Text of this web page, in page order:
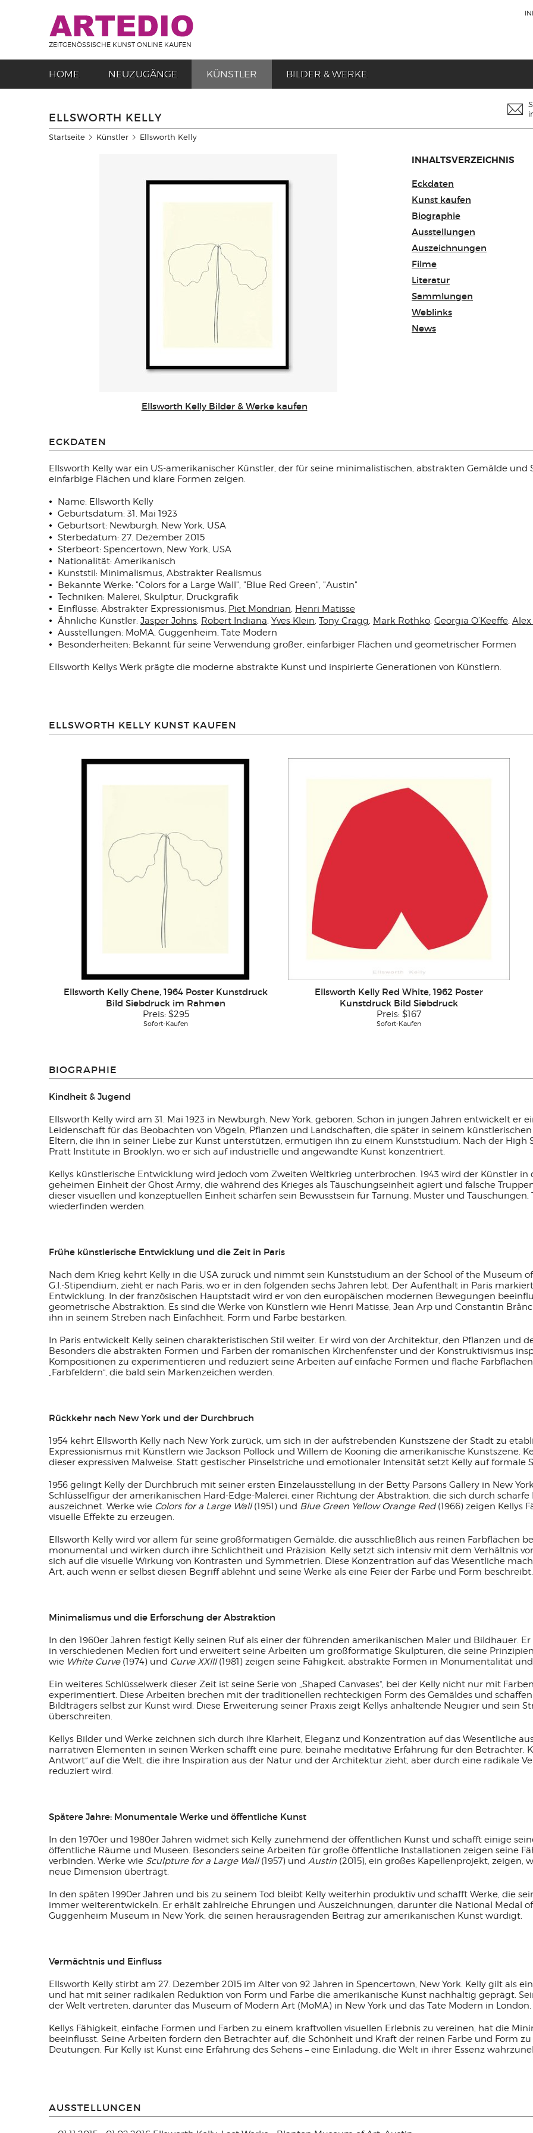
ZEITGENÖSSISCHE KUNST ONLINE KAUFEN
HOME NEUZUGÄNGE KÜNSTLER BILDER & WERKE
ELLSWORTH KELLY
Startseite Künstler Ellsworth Kelly
Ellsworth Kelly Bilder & Werke kaufen
INHALTSVERZEICHNIS
Eckdaten
Kunst kaufen
Biographie
Ausstellungen
Auszeichnungen
Filme
Literatur
Sammlungen
Weblinks
News
ECKDATEN
Ellsworth Kelly war ein US-amerikanischer Künstler, der für seine minimalistischen, abstrakten Gemälde
einfarbige Flächen und klare Formen zeigen.
Name: Ellsworth Kelly
Geburtsdatum: 31. Mai 1923
Geburtsort: Newburgh, New York, USA
Sterbedatum: 27. Dezember 2015
Sterbeort: Spencertown, New York, USA
Nationalität: Amerikanisch
Kunststil: Minimalismus, Abstrakter Realismus
Bekannte Werke: "Colors for a Large Wall", "Blue Red Green", "Austin"
Techniken: Malerei, Skulptur, Druckgrafik
Einflüsse: Abstrakter Expressionismus, Piet Mondrian, Henri Matisse
Ähnliche Künstler: Jasper Johns, Robert Indiana, Yves Klein, Tony Cragg, Mark Rothko, Georgia O’Keeffe,
Ausstellungen: MoMA, Guggenheim, Tate Modern
Besonderheiten: Bekannt für seine Verwendung großer, einfarbiger Flächen und geometrischer Formen
Ellsworth Kellys Werk prägte die moderne abstrakte Kunst und inspirierte Generationen von Künstlern.
ELLSWORTH KELLY KUNST KAUFEN
Ellsworth Kelly Chene, 1964 Poster Kunstdruck
Bild Siebdruck im Rahmen
Preis: $295
Sofort-Kaufen
Ellsworth Kelly Red White, 1962 Poster
Kunstdruck Bild Siebdruck
Preis:$167
Sofort-Kaufen
BIOGRAPHIE
Kindheit & Jugend
Ellsworth Kelly wird am 31. Mai 1923 in Newburgh, New York, geboren. Schon in jungen Jahren entwickelt er
Leidenschaft für das Beobachten von Vögeln, Pflanzen und Landschaften, die später in seinem
Eltern, die ihn in seiner Liebe zur Kunst unterstützen, ermutigen ihn zu einem Kunststudium. Nach der High
Pratt Institute in Brooklyn, wo er sich auf industrielle und angewandte Kunst konzentriert.
Kellys künstlerische Entwicklung wird jedoch vom Zweiten Weltkrieg unterbrochen. 1943 wird der Künstler
geheimen Einheit der Ghost Army, die während des Krieges als Täuschungseinheit agiert und falsche
dieser visuellen und konzeptuellen Einheit schärfen sein Bewusstsein für Tarnung, Muster und Täuschungen,
wiederfinden werden.
Frühe künstlerische Entwicklung und die Zeit in Paris
Nach dem Krieg kehrt Kelly in die USA zurück und nimmt sein Kunststudium an der School of the Museum
G.I.-Stipendium, zieht er nach Paris, wo er in den folgenden sechs Jahren lebt. Der Aufenthalt in Paris
Entwicklung. In der französischen Hauptstadt wird er von den europäischen modernen Bewegungen
geometrische Abstraktion. Es sind die Werke von Künstlern wie Henri Matisse, Jean Arp und Constantin
ihn in seinem Streben nach Einfachheit, Form und Farbe bestärken.
In Paris entwickelt Kelly seinen charakteristischen Stil weiter. Er wird von der Architektur, den Pflanzen und
Besonders die abstrakten Formen und Farben der romanischen Kirchenfenster und der Konstruktivismus
Kompositionen zu experimentieren und reduziert seine Arbeiten auf einfache Formen und flache
„Farbfeldern“, die bald sein Markenzeichen werden.
Rückkehr nach New York und der Durchbruch
1954 kehrt Ellsworth Kelly nach New York zurück, um sich in der aufstrebenden Kunstszene der Stadt zu
Expressionismus mit Künstlern wie Jackson Pollock und Willem de Kooning die amerikanische Kunstszene.
dieser expressiven Malweise. Statt gestischer Pinselstriche und emotionaler Intensität setzt Kelly auf
1956 gelingt Kelly der Durchbruch mit seiner ersten Einzelausstellung in der Betty Parsons Gallery in New
Schlüsselfigur der amerikanischen Hard-Edge-Malerei, einer Richtung der Abstraktion, die sich durch
auszeichnet. Werke wie Colors for a Large Wall(1951) und Blue Green Yellow Orange Red(1966) zeigen Kellys
visuelle Effekte zu erzeugen.
Ellsworth Kelly wird vor allem für seine großformatigen Gemälde, die ausschließlich aus reinen Farbflächen
monumental und wirken durch ihre Schlichtheit und Präzision. Kelly setzt sich intensiv mit dem Verhältnis
sich auf die visuelle Wirkung von Kontrasten und Symmetrien. Diese Konzentration auf das Wesentliche
Art, auch wenn er selbst diesen Begriff ablehnt und seine Werke als eine Feier der Farbe und Form beschreibt.
Minimalismus und die Erforschung der Abstraktion
In den 1960er Jahren festigt Kelly seinen Ruf als einer der führenden amerikanischen Maler und Bildhauer.
in verschiedenen Medien fort und erweitert seine Arbeiten um großformatige Skulpturen, die seine
wie White Curve(1974) und Curve XXIII(1981) zeigen seine Fähigkeit, abstrakte Formen in Monumentalität
Ein weiteres Schlüsselwerk dieser Zeit ist seine Serie von „Shaped Canvases“, bei der Kelly nicht nur mit
experimentiert. Diese Arbeiten brechen mit der traditionellen rechteckigen Form des Gemäldes und
Bildträgers selbst zur Kunst wird. Diese Erweiterung seiner Praxis zeigt Kellys anhaltende Neugier und sein
überschreiten.
Kellys Bilder und Werke zeichnen sich durch ihre Klarheit, Eleganz und Konzentration auf das Wesentliche
narrativen Elementen in seinen Werken schafft eine pure, beinahe meditative Erfahrung für den Betrachter.
Antwort“ auf die Welt, die ihre Inspiration aus der Natur und der Architektur zieht, aber durch eine radikale
reduziert wird.
Spätere Jahre: Monumentale Werke und öffentliche Kunst
In den 1970er und 1980er Jahren widmet sich Kelly zunehmend der öffentlichen Kunst und schafft einige
öffentliche Räume und Museen. Besonders seine Arbeiten für große öffentliche Installationen zeigen seine
verbinden. Werke wie Sculpture for a Large Wall(1957) und Austin (2015), ein großes Kapellenprojekt,
neue Dimension überträgt.
In den späten 1990er Jahren und bis zu seinem Tod bleibt Kelly weiterhin produktiv und schafft Werke, die
immer weiterentwickeln. Er erhält zahlreiche Ehrungen und Auszeichnungen, darunter die National Medal
Guggenheim Museum in New York, die seinen herausragenden Beitrag zur amerikanischen Kunst würdigt.
Vermächtnis und Einfluss
Ellsworth Kelly stirbt am 27. Dezember 2015 im Alter von 92 Jahren in Spencertown, New York. Kelly gilt als
und hat mit seiner radikalen Reduktion von Form und Farbe die amerikanische Kunst nachhaltig geprägt.
der Welt vertreten, darunter das Museum of Modern Art (MoMA) in New York und das Tate Modern in London.
Kellys Fähigkeit, einfache Formen und Farben zu einem kraftvollen visuellen Erlebnis zu vereinen, hat die
beeinflusst. Seine Arbeiten fordern den Betrachter auf, die Schönheit und Kraft der reinen Farbe und Form
Deutungen. Für Kelly ist Kunst eine Erfahrung des Sehens – eine Einladung, die Welt in ihrer Essenz
AUSSTELLUNGEN